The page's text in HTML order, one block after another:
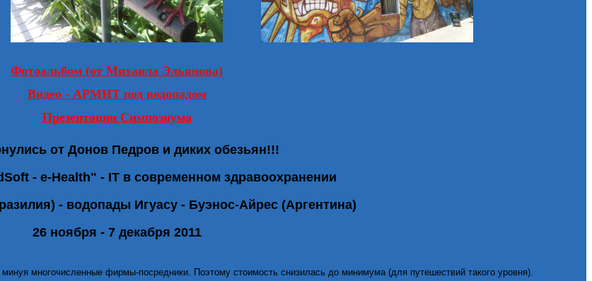
Фотоальбом (от Михаила Эльянова)
Видео - АРМИТ под водопадом
Презентации Симпозиума
от Донов Педров и диких обезьян!!!
- e-Health" - IT в современном здравоохранении
- водопады Игуасу - Буэнос-Айрес (Аргентина)
26 ноября - 7 декабря 2011
многочисленные фирмы-посредники. Поэтому стоимость снизилась до минимума (для путешествий такого уровня).